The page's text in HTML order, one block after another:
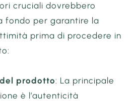
cruciali dovrebbero
fondo per garantire la
prima di procedere in
prodotto: La principale
è l’autenticità